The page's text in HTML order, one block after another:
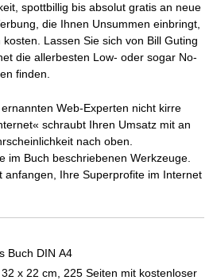
spottbillig bis absolut gratis an neue
die Ihnen Unsummen einbringt,
Lassen Sie sich von Bill Guting
die allerbesten Low- oder sogar No-
finden.
Web-Experten nicht kirre
schraubt Ihren Umsatz mit an
nach oben.
im Buch beschriebenen Werkzeuge.
anfangen, Ihre Superprofite im Internet
Buch DIN A4
x 22 cm, 225 Seiten mit kostenloser